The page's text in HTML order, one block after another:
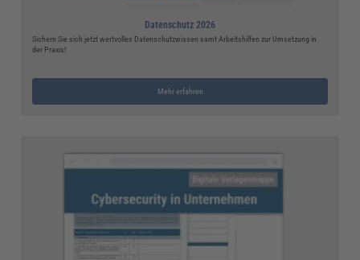
Datenschutz 2026
Sichern Sie sich jetzt wertvolles Datenschutzwissen samt Arbeitshilfen zur Umsetzung in
der Praxis!
Mehr erfahren